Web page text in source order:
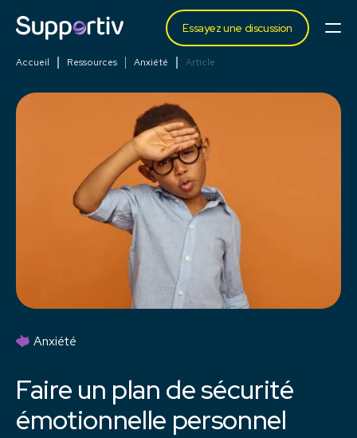
Essayez une discussion
Accueil Ressources Anxiété Article
Anxiété
Faire un plan de sécurité
émotionnelle personnel